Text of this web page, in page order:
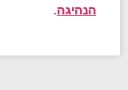
הנהיגה.